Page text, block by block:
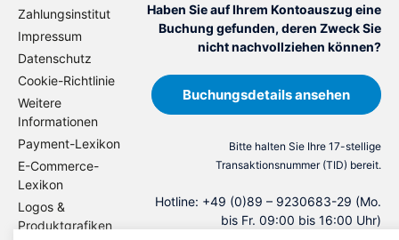
Zahlungsinstitut
Impressum
Datenschutz
Cookie-Richtlinie
Weitere
Informationen
Payment-Lexikon
E-Commerce-
Lexikon
Logos &
Produktgrafiken
Haben Sie auf Ihrem Kontoauszug eine
Buchung gefunden, deren Zweck Sie
nicht nachvollziehen können?
Buchungsdetails ansehen
Bitte halten Sie Ihre 17-stellige
Transaktionsnummer (TID) bereit.
Hotline: +49 (0)89 – 9230683-29 (Mo.
bis Fr. 09:00 bis 16:00 Uhr)
E
s